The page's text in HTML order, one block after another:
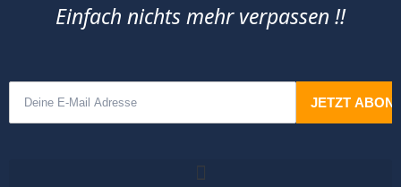
Einfach nichts mehr verpassen !!